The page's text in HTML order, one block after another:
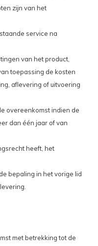
zijn van het
service na
van het product,
toepassing de kosten
aflevering of uitvoering
overeenkomst indien de
dan één jaar of van
heeft, het
bepaling in het vorige lid
met betrekking tot de